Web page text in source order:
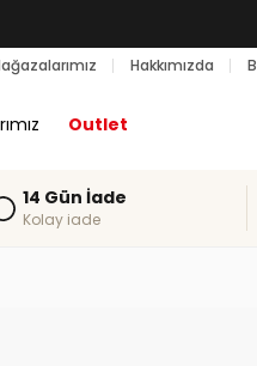
Hakkımızda
Outlet
14 Gün İade
Kolay iade